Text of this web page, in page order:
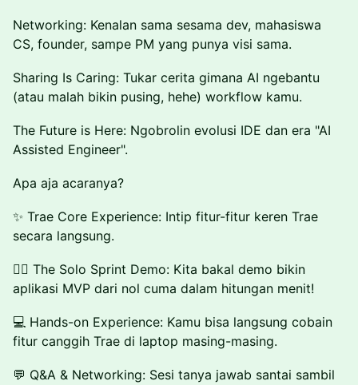
Networking: Kenalan sama sesama dev, mahasiswa
CS, founder, sampe PM yang punya visi sama.
Sharing Is Caring: Tukar cerita gimana AI ngebantu
(atau malah bikin pusing, hehe) workflow kamu.
The Future is Here: Ngobrolin evolusi IDE dan era "AI
Assisted Engineer".
Apa aja acaranya?
✨ Trae Core Experience: Intip fitur-fitur keren Trae
secara langsung.
🏃‍♂️ The Solo Sprint Demo: Kita bakal demo bikin
aplikasi MVP dari nol cuma dalam hitungan menit!
💻 Hands-on Experience: Kamu bisa langsung cobain
fitur canggih Trae di laptop masing-masing.
💬 Q&A & Networking: Sesi tanya jawab santai sambil